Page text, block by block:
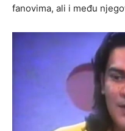
fanovima, ali i među